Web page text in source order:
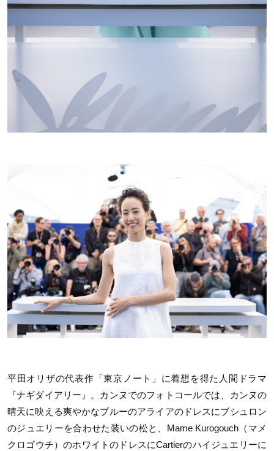
平田オリザの代表作「東京ノート」に着想を得た人間ドラマ
『ナギダイアリー』。カンヌでのフォトコールでは、カンヌの
晴天に映える爽やかなブルーのアライアのドレスにブシュロン
のジュエリーを合わせた装いの松と、Mame Kurogouch（マメ
クロゴウチ）のホワイトのドレスにCartierのハイジュエリーに